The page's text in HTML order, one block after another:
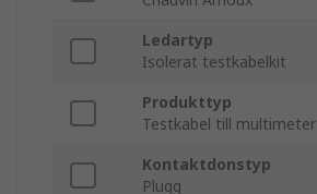
Ledartyp
Isolerat testkabelkit
Produkttyp
Testkabel till multimeter
Kontaktdonstyp
Plugg